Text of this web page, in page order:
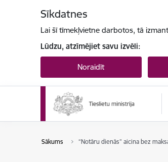
Sīkdatnes
Lai šī tīmekļvietne darbotos, tā
Lūdzu, atzīmējiet savu izvēli:
Noraidīt
Sākums “Notāru dienās” aicina bez